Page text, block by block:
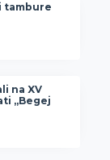
tambure
na XV
„Begej